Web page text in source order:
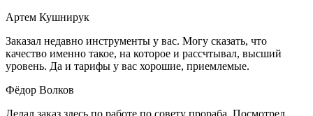
Артем Кушнирук
Заказал недавно инструменты у вас. Могу сказать, что
качество именно такое, на которое и рассчтывал, высший
уровень. Да и тарифы у вас хорошие, приемлемые.
Фёдор Волков
Делал заказ здесь по работе по совету прораба. Посмотрел,